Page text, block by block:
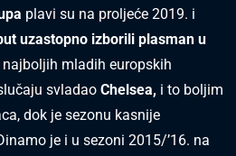
plavi su na proljeće 2019. i
uzastopno izborili plasman u
mladih europskih
svladao Chelsea, i to boljim
dok je sezonu kasnije
je i u sezoni 2015/’16. na